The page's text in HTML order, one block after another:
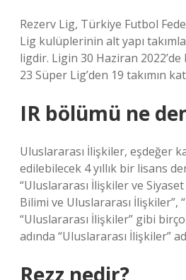
Rezerv Lig, Türkiye Futbol
Lig kulüplerinin alt yapı
ligdir. Ligin 30 Haziran
23 Süper Lig’den 19 takımın
IR bölümü ne
Uluslararası İlişkiler, eşdeğer
edilebilecek 4 yıllık bir lisans
“Uluslararası İlişkiler ve
Bilimi ve Uluslararası İlişkiler”,
“Uluslararası İlişkiler” gibi
adında “Uluslararası İlişkiler”
Rezz nedir?